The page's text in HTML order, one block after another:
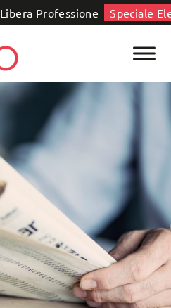
Libera Professione Speciale